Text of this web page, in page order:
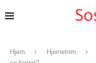
Hjem Hjernetrim